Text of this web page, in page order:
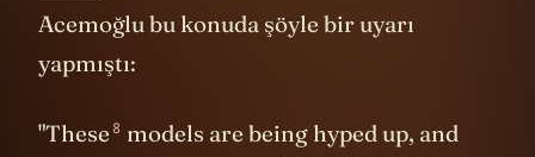
Acemoğlu bu konuda şöyle bir uyarı
yapmıştı:
"These 8 models are being hyped up, and